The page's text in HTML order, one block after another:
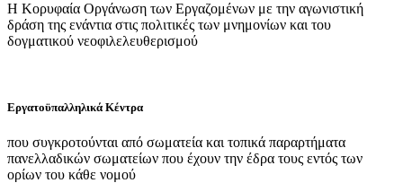
Η Κορυφαία Οργάνωση των Εργαζομένων με την αγωνιστική
δράση της ενάντια στις πολιτικές των μνημονίων και του
δογματικού νεοφιλελευθερισμού
Εργατοϋπαλληλικά Κέντρα
που συγκροτούνται από σωματεία και τοπικά παραρτήματα
πανελλαδικών σωματείων που έχουν την έδρα τους εντός των
ορίων του κάθε νομού